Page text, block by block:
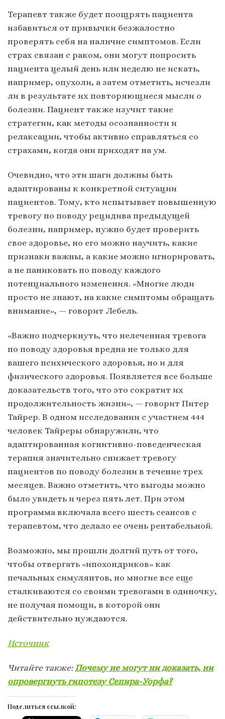
Терапевт также будет поощрять пациента
избавиться от привычки безжалостно
проверять себя на наличие симптомов. Если
страх связан с раком, они могут попросить
пациента целый день или неделю не искать,
например, опухоли, а затем отметить, исчезли
ли в результате их повторяющиеся мысли о
болезни. Пациент также изучит такие
стратегии, как методы осознанности и
релаксации, чтобы активно справляться со
страхами, когда они приходят на ум.
Очевидно, что эти шаги должны быть
адаптированы к конкретной ситуации
пациентов. Тому, кто испытывает повышенную
тревогу по поводу рецидива предыдущей
болезни, например, нужно будет проверить
свое здоровье, но его можно научить, какие
признаки важны, а какие можно игнорировать,
а не паниковать по поводу каждого
потенциального изменения. «Многие люди
просто не знают, на какие симптомы обращать
внимание», — говорит Лебель.
«Важно подчеркнуть, что нелеченная тревога
по поводу здоровья вредна не только для
вашего психического здоровья, но и для
физического здоровья. Появляется все больше
доказательств того, что это сократит их
продолжительность жизни», — говорит Питер
Тайрер. В одном исследовании с участием 444
человек Тайреры обнаружили, что
адаптированная когнитивно-поведенческая
терапия значительно снижает тревогу
пациентов по поводу болезни в течение трех
месяцев. Важно отметить, что выгоды можно
было увидеть и через пять лет. При этом
программа включала всего шесть сеансов с
терапевтом, что делало ее очень рентабельной.
Возможно, мы прошли долгий путь от того,
чтобы отвергать «ипохондриков» как
печальных симулянтов, но многие все еще
сталкиваются со своими тревогами в одиночку,
не получая помощи, в которой они
действительно нуждаются.
Источник
Читайте также: Почему не могут ни доказать, ни
опровергнуть гипотезу Сепира-Уорфа?
Поделиться ссылкой: